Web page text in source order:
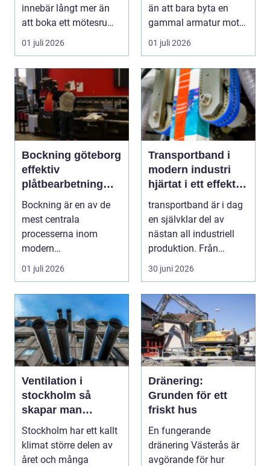
innebär långt mer än
att boka ett mötesrum
och ordna fika. Företa...
01 juli 2026
än att bara byta en
gammal armatur mot
en ny. Företag, bosta...
01 juli 2026
Bockning göteborg
effektiv
plåtbearbetning
med precision
Bockning är en av de
mest centrala
processerna inom
modern
plåtbearbetning. I en
industriregion som ...
01 juli 2026
Transportband i
modern industri
hjärtat i ett effektivt
transportband är i dag
en självklar del av
nästan all industriell
produktion. Från
stenbrott och åte...
30 juni 2026
Ventilation i
stockholm så
skapar man
hälsosam och
energieffektiv
inomhusluft
Stockholm har ett kallt
klimat större delen av
året och många
Dränering:
Grunden för ett
friskt hus
En fungerande
dränering Västerås är
avgörande för hur